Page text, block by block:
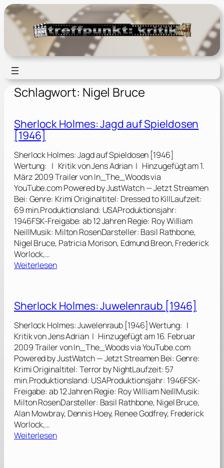
Zum
Inhalt
springen
Schlagwort: Nigel Bruce
Sherlock Holmes: Jagd auf Spieldosen
[1946]
Sherlock Holmes: Jagd auf Spieldosen [1946]
Wertung: | Kritik von Jens Adrian | Hinzugefügt am 1.
März 2009 Trailer von In_The_Woods via
YouTube.com Powered by JustWatch — Jetzt Streamen
Bei: Genre: Krimi Originaltitel: Dressed to KillLaufzeit:
69 min.Produktionsland: USAProduktionsjahr:
1946FSK-Freigabe: ab 12 Jahren Regie: Roy William
NeillMusik: Milton RosenDarsteller: Basil Rathbone,
Nigel Bruce, Patricia Morison, Edmund Breon, Frederick
Worlock,…
Weiterlesen:
r
l
o
c
k
H
o
l
m
e
s
J
Sherlock Holmes: Juwelenraub [1946]
Sherlock Holmes: Juwelenraub [1946] Wertung: |
Kritik von Jens Adrian | Hinzugefügt am 16. Februar
2009 Trailer von In_The_Woods via YouTube.com
Powered by JustWatch — Jetzt Streamen Bei: Genre:
Krimi Originaltitel: Terror by NightLaufzeit: 57
min.Produktionsland: USAProduktionsjahr: 1946FSK-
Freigabe: ab 12 Jahren Regie: Roy William NeillMusik:
Milton RosenDarsteller: Basil Rathbone, Nigel Bruce,
Alan Mowbray, Dennis Hoey, Renee Godfrey, Frederick
Worlock,…
Weiterlesen: